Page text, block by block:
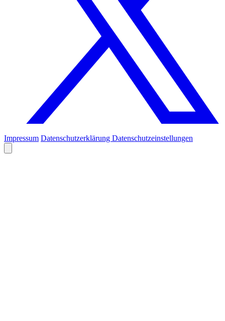
Impressum Datenschutzerklärung Datenschutzeinstellungen